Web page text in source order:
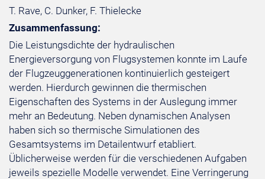
T. Rave, C. Dunker, F. Thielecke
Zusammenfassung:
Die Leistungsdichte der hydraulischen
Energieversorgung von Flugsystemen konnte im Laufe
der Flugzeuggenerationen kontinuierlich gesteigert
werden. Hierdurch gewinnen die thermischen
Eigenschaften des Systems in der Auslegung immer
mehr an Bedeutung. Neben dynamischen Analysen
haben sich so thermische Simulationen des
Gesamtsystems im Detailentwurf etabliert.
Üblicherweise werden für die verschiedenen Aufgaben
jeweils spezielle Modelle verwendet. Eine Verringerung